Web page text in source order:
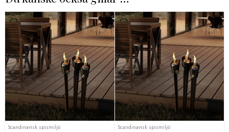
Scandinavisk spismiljö Scandinavisk spismiljö